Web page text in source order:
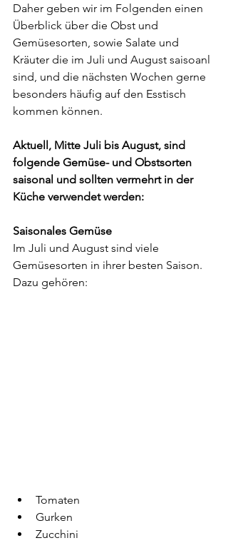
Daher geben wir im Folgenden einen
Überblick über die Obst und
Gemüsesorten, sowie Salate und
Kräuter die im Juli und August saisoanl
sind, und die nächsten Wochen gerne
besonders häufig auf den Esstisch
kommen können.
Aktuell, Mitte Juli bis August, sind
folgende Gemüse- und Obstsorten
saisonal und sollten vermehrt in der
Küche verwendet werden:
Saisonales Gemüse
Im Juli und August sind viele
Gemüsesorten in ihrer besten Saison.
Dazu gehören:
Tomaten
Gurken
Zucchini